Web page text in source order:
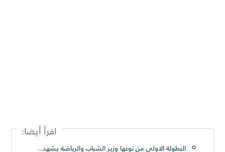
اقرأ أيضا:
البطولة الاولي من نوعها وزير الشباب والرياضة يشهد المؤتمر الصحفي لبطولة أندية كرة القدم الإلكترونية